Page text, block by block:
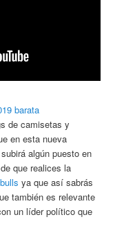
de camisetas y
en esta nueva
algún puesto en
que realices la
ya que así sabrás
también es relevante
un líder político que